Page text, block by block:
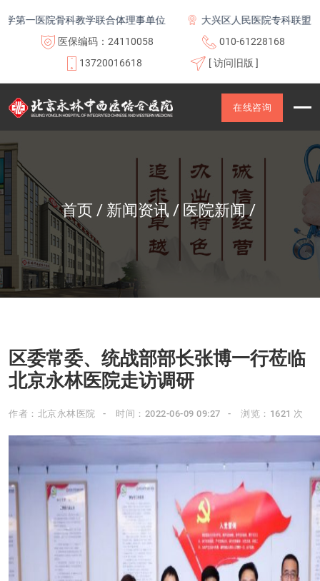
医院骨科教学联合体理事单位
大兴区人民医院专科联盟及医联
医保编码：24110058
010-61228168
13720016618
[ 访问旧版 ]
在线咨询
首页 新闻资讯 医院新闻
区委常委、统战部部长张博一行莅临
北京永林医院走访调研
作者：北京永林医院 时间：2022-06-09 09:27 浏览：1621 次